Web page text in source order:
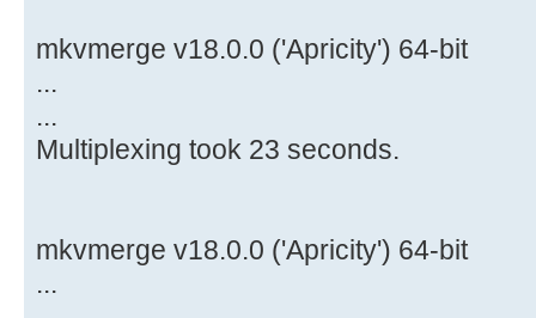
mkvmerge v18.0.0 ('Apricity') 64-bit
...
...
Multiplexing took 23 seconds.
mkvmerge v18.0.0 ('Apricity') 64-bit
...